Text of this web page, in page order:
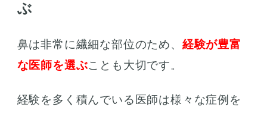
ぶ
鼻は非常に繊細な部位のため、 経験が豊富
な医師を選ぶことも大切です。
経験を多く積んでいる医師は様々な症例を